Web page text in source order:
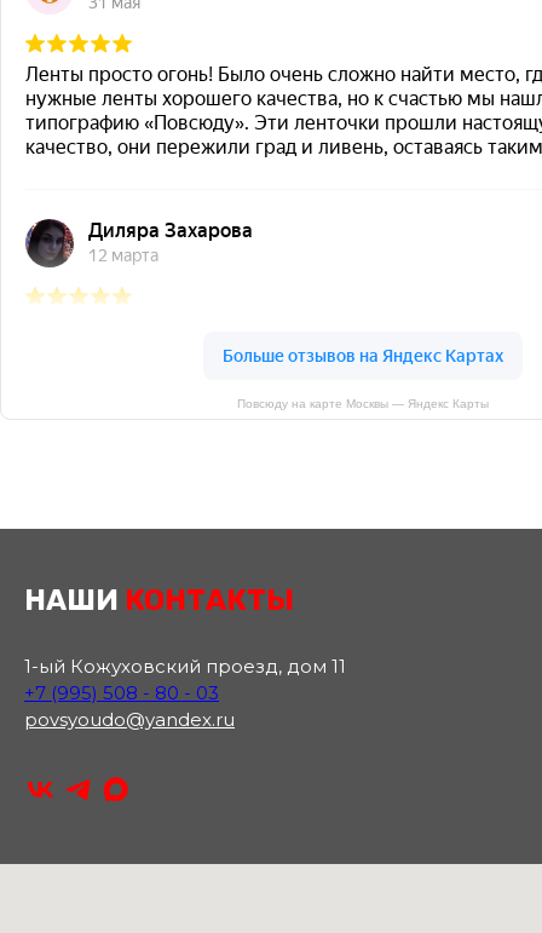
Повсюду на карте Москвы — Яндекс Карты
НАШИ КОНТАКТЫ
1-ый Кожуховский проезд, дом 11
+7 (995) 508 - 80 - 03
povsyoudo@yandex.ru